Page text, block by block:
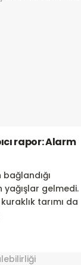
rapor: Alarm
gelmedi.
tarımı da